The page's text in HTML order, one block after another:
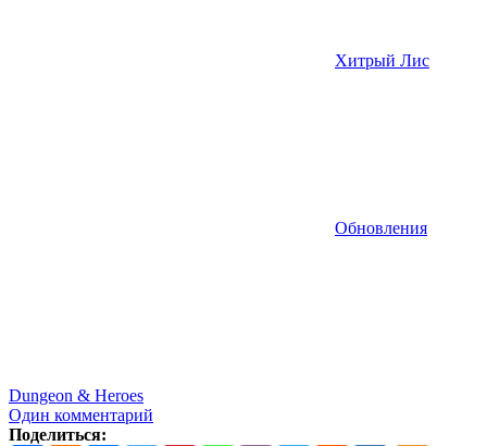
Хитрый Лис
Обновления
Dungeon & Heroes
Один комментарий
Поделиться: